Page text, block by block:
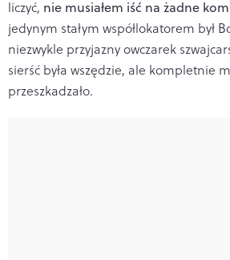
liczyć, nie musiałem iść na żadne
jedynym stałym współlokatorem był
niezwykle przyjazny owczarek
sierść była wszędzie, ale kompletnie
przeszkadzało.